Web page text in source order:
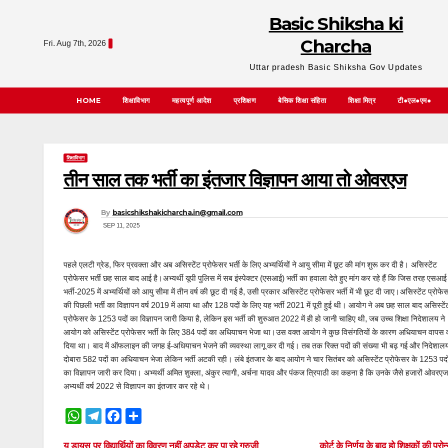
Fri. Aug 7th, 2026
Basic Shiksha ki
Charcha
Uttar pradesh Basic Shiksha Gov Updates
HOME शिक्षाविभाग महत्वपूर्ण आदेश प्रशिक्षण बेसिक शिक्षा संहिता शिक्षा मित्र टी●एल●एम●
शिक्षाविभाग
तीन साल तक भर्ती का इंतजार विज्ञापन आया तो ओवरएज
By basicshikshakicharcha.in@gmail.com
SEP 11, 2025
पहले एलटी ग्रेड, फिर प्रवक्ता और अब असिस्टेंट प्रोफेसर भर्ती के लिए अभ्यर्थियों ने आयु सीमा में छूट की मांग शुरू कर दी है। असिस्टेंट
प्रोफेसर भर्ती छह साल बाद आई है।अभ्यर्थी यूपी पुलिस में सब इंस्पेक्टर (एसआई) भर्ती का हवाला देते हुए मांग कर रहे हैं कि जिस तरह एसआई
भर्ती-2025 में अभ्यर्थियों को आयु सीमा में तीन वर्ष की छूट दी गई है, उसी प्रकार असिस्टेंट प्रोफेसर भर्ती में भी छूट दी जाए।असिस्टेंट
की पिछली भर्ती का विज्ञापन वर्ष 2019 में आया था और 128 पदों के लिए यह भर्ती 2021 में पूरी हुई थी। आयोग ने अब छह साल बाद
प्रोफेसर के 1253 पदों का विज्ञापन जारी किया है, लेकिन इस भर्ती की शुरुआत 2022 में ही हो जानी चाहिए थी, जब उच्च शिक्षा निदेशालय ने
आयोग को असिस्टेंट प्रोफेसर भर्ती के लिए 384 पदों का अधियाचन भेजा था।उस वक्त आयोग ने कुछ विसंगतियों के कारण अधियाचन वापस
दिया था। बाद में ऑफलाइन की जगह ई-अधियाचन भेजने की व्यवस्था लागू कर दी गई। तब तक रिक्त पदों की संख्या भी बढ़ गई और
दोबारा 582 पदों का अधियाचन भेजा लेकिन भर्ती अटकी रही। लंबे इंतजार के बाद आयोग ने चार सितंबर को असिस्टेंट प्रोफेसर के 1253
का विज्ञापन जारी कर दिया। अभ्यर्थी अमित शुक्ला, अंकुर त्यागी, अर्चना यादव और पंकज त्रिपाठी का कहना है कि उनके जैसे हजारों ओवरएज
अभ्यर्थी वर्ष 2022 से विज्ञापन का इंतजार कर रहे थे।
W
T
F